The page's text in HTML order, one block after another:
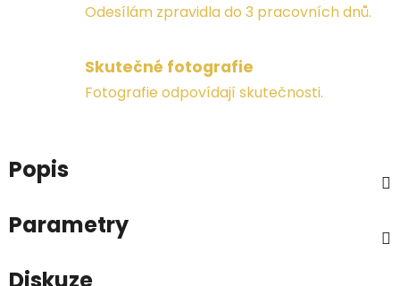
Odesílám zpravidla do 3 pracovních dnů.
Skutečné fotografie
Fotografie odpovídají skutečnosti.
Popis
Parametry